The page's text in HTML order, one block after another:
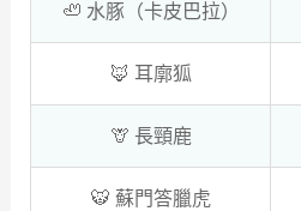
🦥 水豚（卡皮巴拉）
🦊 耳廓狐
🦒 長頸鹿
🐯 蘇門答臘虎